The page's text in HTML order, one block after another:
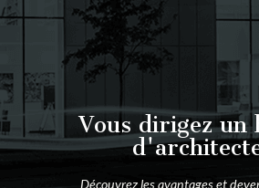
Vous dirigez un
Découvrez les avantages et